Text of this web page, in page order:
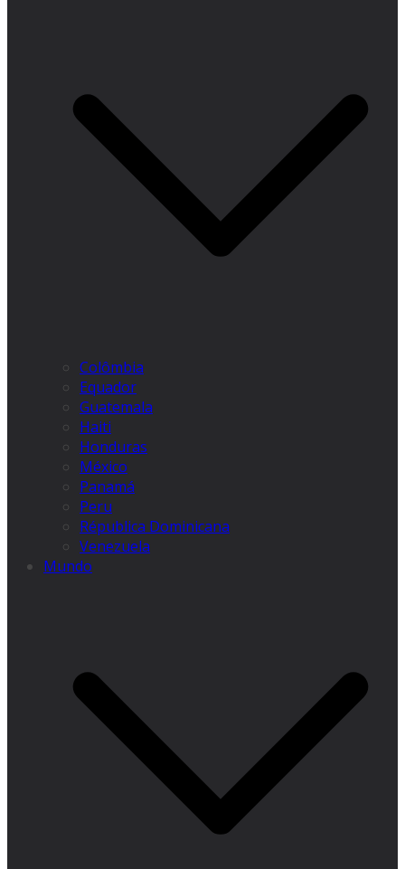
Colômbia
Equador
Guatemala
Haiti
Honduras
México
Panamá
Peru
Républica Dominicana
Venezuela
Mundo